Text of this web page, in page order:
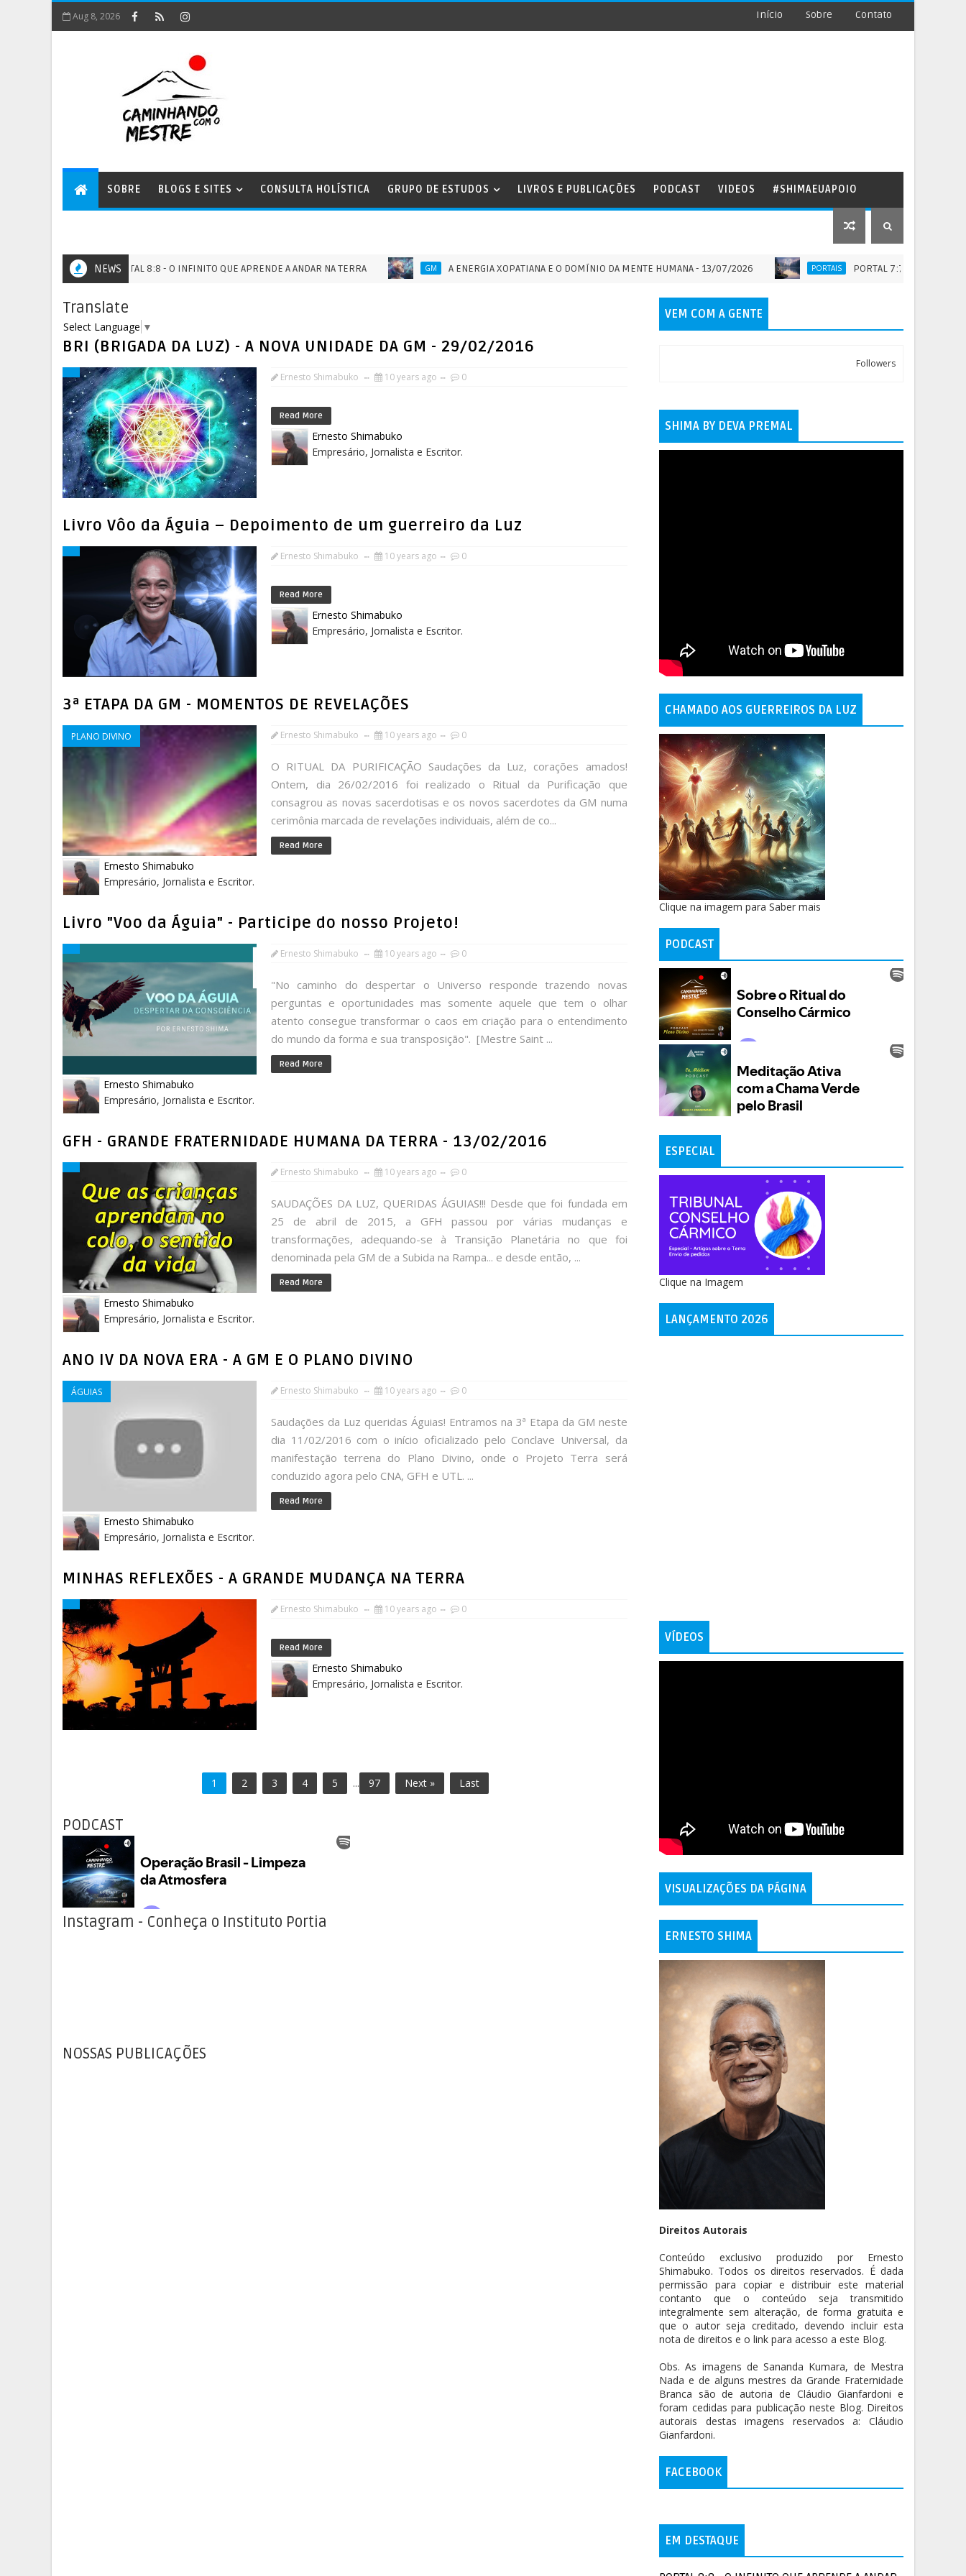
Aug 8, 2026 Início Sobre Contato
SOBRE BLOGS E SITES CONSULTA HOLÍSTICA GRUPO DE ESTUDOS LIVROS E PUBLICAÇÕES PODCAST VIDEOS #SHIMAEUAPOIO
NEWS
PORTAL 8:8 - O INFINITO QUE APRENDE A ANDAR NA TERRA GM A ENERGIA XOPATIANA E O DOMÍNIO DA MENTE HUMANA - 13/07/2026 PORTAIS PORTAL 7:7 - QUANDO A
Translate
Select Language ▼
BRI (BRIGADA DA LUZ) - A NOVA UNIDADE DA GM - 29/02/2016
Ernesto Shimabuko 10 years ago 0
Read More
Ernesto Shimabuko
Empresário, Jornalista e Escritor.
Livro Vôo da Águia – Depoimento de um guerreiro da Luz
Ernesto Shimabuko 10 years ago 0
Read More
Ernesto Shimabuko
Empresário, Jornalista e Escritor.
3ª ETAPA DA GM - MOMENTOS DE REVELAÇÕES
PLANO DIVINO Ernesto Shimabuko 10 years ago 0
O RITUAL DA PURIFICAÇÃO Saudações da Luz, corações amados!
Ontem, dia 26/02/2016 foi realizado o Ritual da Purificação que
consagrou as novas sacerdotisas e os novos sacerdotes da GM numa
cerimônia marcada de revelações individuais, além de co...
Read More
Ernesto Shimabuko
Empresário, Jornalista e Escritor.
Livro "Voo da Águia" - Participe do nosso Projeto!
Ernesto Shimabuko 10 years ago 0
"No caminho do despertar o Universo responde trazendo novas
perguntas e oportunidades mas somente aquele que tem o olhar
atento consegue transformar o caos em criação para o entendimento
do mundo da forma e sua transposição". [Mestre Saint ...
Read More
Ernesto Shimabuko
Empresário, Jornalista e Escritor.
GFH - GRANDE FRATERNIDADE HUMANA DA TERRA - 13/02/2016
Ernesto Shimabuko 10 years ago 0
SAUDAÇÕES DA LUZ, QUERIDAS ÁGUIAS!!! Desde que foi fundada em
25 de abril de 2015, a GFH passou por várias mudanças e
transformações, adequando-se à Transição Planetária no que foi
denominada pela GM de a Subida na Rampa... e desde então, ...
Read More
Ernesto Shimabuko
Empresário, Jornalista e Escritor.
ANO IV DA NOVA ERA - A GM E O PLANO DIVINO
ÁGUIAS Ernesto Shimabuko 10 years ago 0
Saudações da Luz queridas Águias! Entramos na 3ª Etapa da GM neste
dia 11/02/2016 com o início oficializado pelo Conclave Universal, da
manifestação terrena do Plano Divino, onde o Projeto Terra será
conduzido agora pelo CNA, GFH e UTL. ...
Read More
Ernesto Shimabuko
Empresário, Jornalista e Escritor.
MINHAS REFLEXÕES - A GRANDE MUDANÇA NA TERRA
Ernesto Shimabuko 10 years ago 0
Read More
Ernesto Shimabuko
Empresário, Jornalista e Escritor.
1 2 3 4 5 ... 97 Next » Last
PODCAST
Instagram - Conheça o Instituto Portia
NOSSAS PUBLICAÇÕES
VEM COM A GENTE
Followers
SHIMA BY DEVA PREMAL
CHAMADO AOS GUERREIROS DA LUZ
Clique na imagem para Saber mais
PODCAST
ESPECIAL
Clique na Imagem
LANÇAMENTO 2026
VÍDEOS
VISUALIZAÇÕES DA PÁGINA
ERNESTO SHIMA
Direitos Autorais
Conteúdo exclusivo produzido por Ernesto
Shimabuko. Todos os direitos reservados. É dada
permissão para copiar e distribuir este material
contanto que o conteúdo seja transmitido
integralmente sem alteração, de forma gratuita e
que o autor seja creditado, devendo incluir esta
nota de direitos e o link para acesso a este Blog.
Obs. As imagens de Sananda Kumara, de Mestra
Nada e de alguns mestres da Grande Fraternidade
Branca são de autoria de Cláudio Gianfardoni e
foram cedidas para publicação neste Blog. Direitos
autorais destas imagens reservados a: Cláudio
Gianfardoni.
FACEBOOK
EM DESTAQUE